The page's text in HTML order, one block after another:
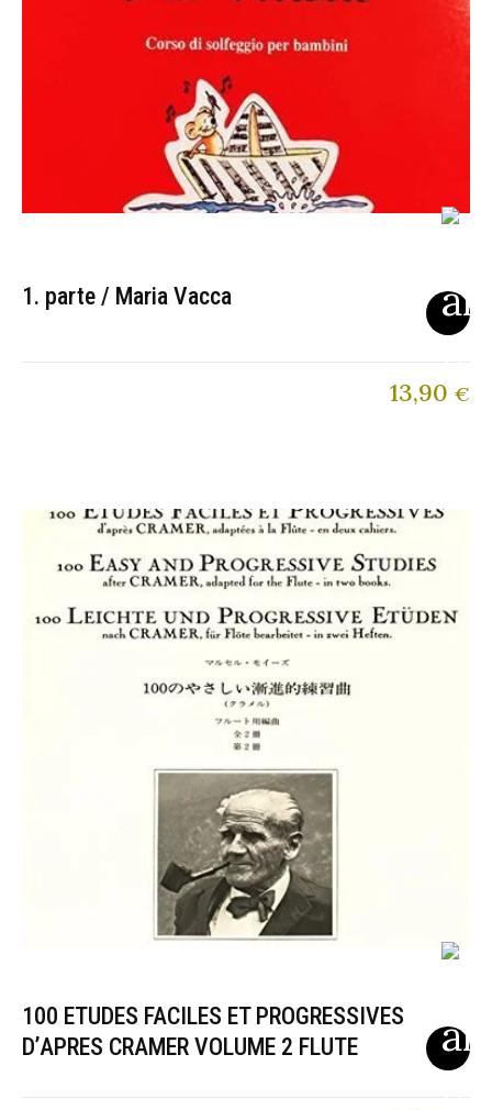
1. parte / Maria Vacca
13,90 €
100 ETUDES FACILES ET PROGRESSIVES
D’APRES CRAMER VOLUME 2 FLUTE